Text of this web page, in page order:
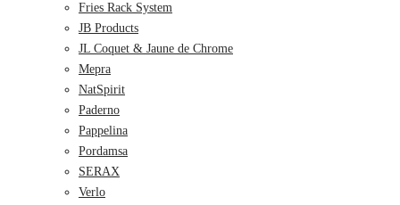
Fries Rack System
JB Products
JL Coquet & Jaune de Chrome
Mepra
NatSpirit
Paderno
Pappelina
Pordamsa
SERAX
Verlo